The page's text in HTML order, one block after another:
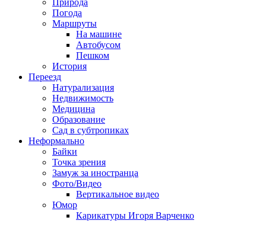
Природа
Погода
Маршруты
На машине
Автобусом
Пешком
История
Переезд
Натурализация
Недвижимость
Медицина
Образование
Сад в субтропиках
Неформально
Байки
Точка зрения
Замуж за иностранца
Фото/Видео
Вертикальное видео
Юмор
Карикатуры Игоря Варченко